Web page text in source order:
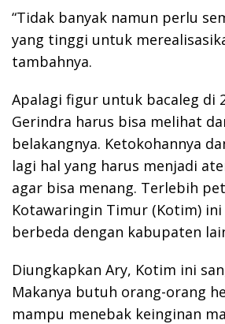
“Tidak banyak namun perlu
yang tinggi untuk
tambahnya.
Apalagi figur untuk bacaleg di
Gerindra harus bisa melihat
belakangnya. Ketokohannya
lagi hal yang harus menjadi
agar bisa menang. Terlebih
Kotawaringin Timur (Kotim)
berbeda dengan kabupaten
Diungkapkan Ary, Kotim ini
Makanya butuh orang-orang
mampu menebak keinginan